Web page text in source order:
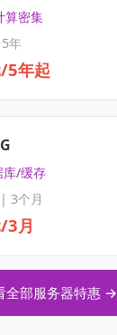
算密集
年
5年起
/缓存
3个月
3月
全部服务器特惠 →